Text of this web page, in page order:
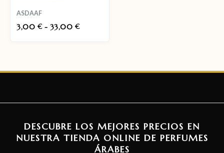
ASDAAF
3,00 € - 33,00 €
DESCUBRE LOS MEJORES PRECIOS EN
NUESTRA TIENDA ONLINE DE PERFUMES
ÁRABES